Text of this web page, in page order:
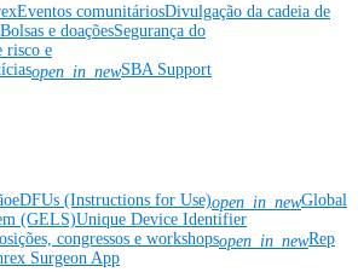
Eventos comunitáriosDivulgação da cadeia de
Bolsas e doaçõesSegurança do
risco e
open_in_newSBA Support
eDFUs (Instructions for Use)open_in_newGlobal
(GELS)Unique Device Identifier
congressos e workshopsopen_in_newRep
Surgeon App